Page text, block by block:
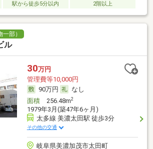
駅から徒歩5分以内 2階以上
部）
ル
30万円
管理費等10,000円
90万円
なし
面積256.48m2
1979年3月(築47年6ヶ月)
太多線 美濃太田駅 徒歩3分
その他の交通
岐阜県美濃加茂市太田町